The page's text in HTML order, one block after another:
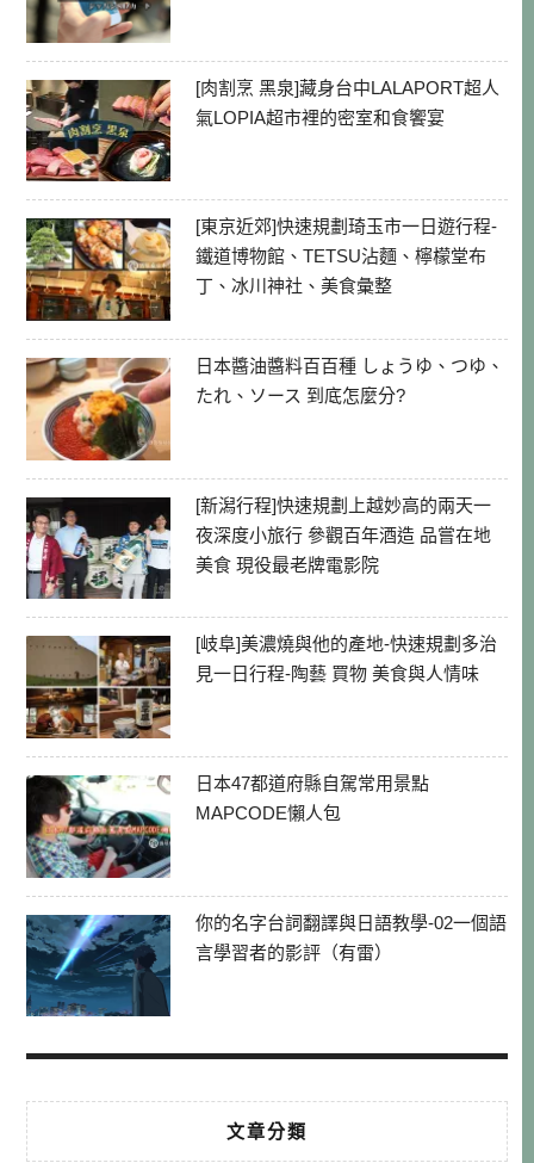
[肉割烹 黑泉]藏身台中LALAPORT超人
氣LOPIA超市裡的密室和食饗宴
[東京近郊]快速規劃琦玉市一日遊行程-
鐵道博物館、TETSU沾麵、檸檬堂布
丁、冰川神社、美食彙整
日本醬油醬料百百種 しょうゆ、つゆ、
たれ、ソース 到底怎麼分?
[新潟行程]快速規劃上越妙高的兩天一
夜深度小旅行 參觀百年酒造 品嘗在地
美食 現役最老牌電影院
[岐阜]美濃燒與他的產地-快速規劃多治
見一日行程-陶藝 買物 美食與人情味
日本47都道府縣自駕常用景點
MAPCODE懶人包
你的名字台詞翻譯與日語教學-02一個語
言學習者的影評（有雷）
文章分類